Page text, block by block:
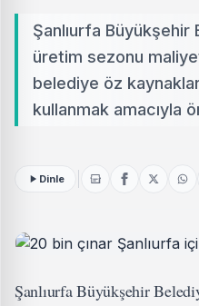
Şanlıurfa Büyükşehir
üretim sezonu
belediye öz
kullanmak amacıyla
Dinle
Şanlıurfa Büyükşehir